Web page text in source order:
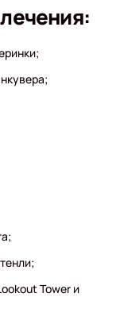
Tower и